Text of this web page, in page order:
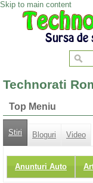
Skip to main content
Technorati
Top Meniu
Stiri Bloguri Video
Anunturi Auto